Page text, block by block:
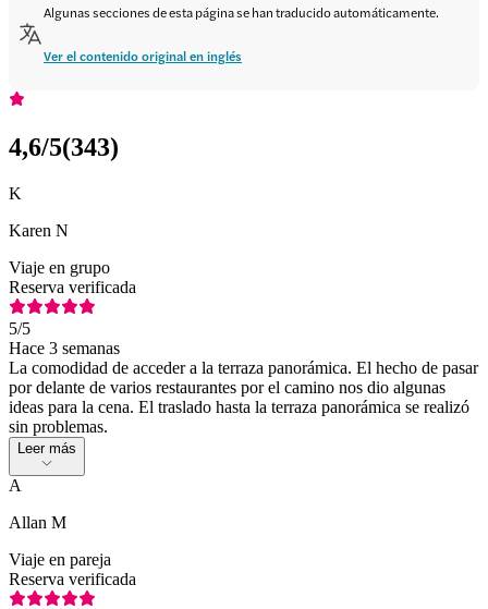
Algunas secciones de esta página se han traducido automáticamente.
Ver el contenido original en inglés
4,6/5(343)
K
Karen N
Viaje en grupo
Reserva verificada
5/5
Hace 3 semanas
La comodidad de acceder a la terraza panorámica. El hecho de pasar
por delante de varios restaurantes por el camino nos dio algunas
ideas para la cena. El traslado hasta la terraza panorámica se realizó
sin problemas.
Leer más
A
Allan M
Viaje en pareja
Reserva verificada